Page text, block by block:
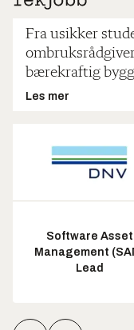
Fra usikker
bærekraftig
Les mer
Software Asset
Management
Lead